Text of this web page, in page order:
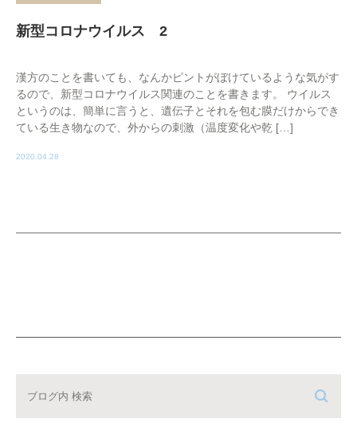
新型コロナウイルス 2
漢方のことを書いても、なんかピントがぼけているような気がす
るので、新型コロナウイルス関連のことを書きます。 ウイルス
というのは、簡単に言うと、遺伝子とそれを包む膜だけからでき
ている生き物なので、外からの刺激（温度変化や乾 […]
2020.04.28